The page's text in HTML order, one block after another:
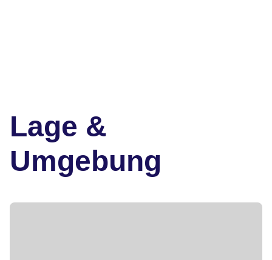
Lage &
Umgebung